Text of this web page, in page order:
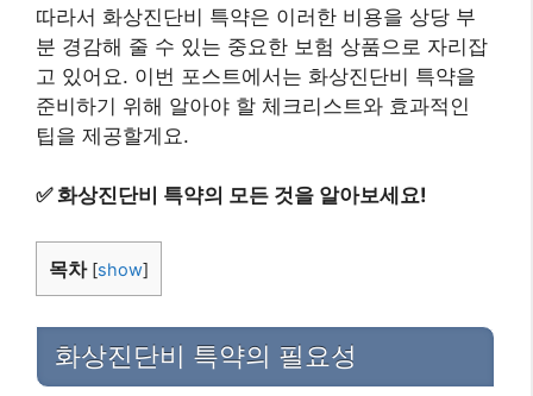
따라서 화상진단비 특약은 이러한 비용을 상당 부
분 경감해 줄 수 있는 중요한 보험 상품으로 자리잡
고 있어요. 이번 포스트에서는 화상진단비 특약을
준비하기 위해 알아야 할 체크리스트와 효과적인
팁을 제공할게요.
✅화상진단비 특약의 모든 것을 알아보세요!
목차 [show]
화상진단비 특약의 필요성